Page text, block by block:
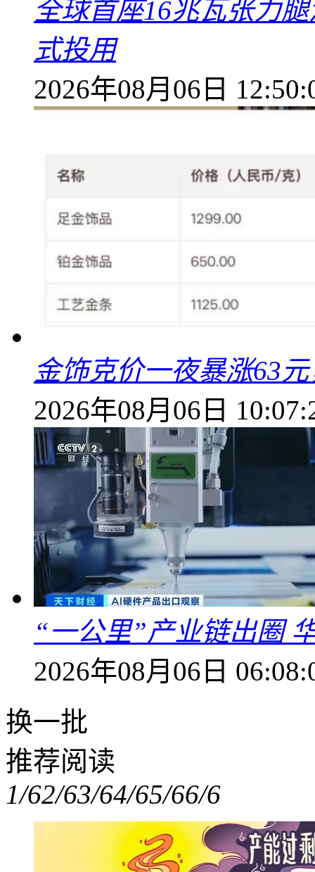
全球首座16兆瓦张力
式投用
2026年08月06日
金饰克价一夜暴涨63
2026年08月06日
“一公里”产业链出圈
2026年08月06日
换一批
推荐阅读
1/62/63/64/65/66/6